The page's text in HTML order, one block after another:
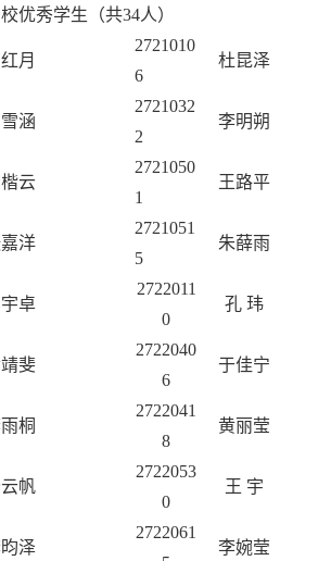
校优秀学生 （共34人）
月
2721010
6
杜昆泽
涵
2721032
2
李明朔
云
2721050
1
王路平
洋
2721051
5
朱薛雨
卓
2722011
0
孔 玮
斐
2722040
6
于佳宁
桐
2722041
8
黄丽莹
帆
2722053
0
王 宇
泽
2722061
李婉莹